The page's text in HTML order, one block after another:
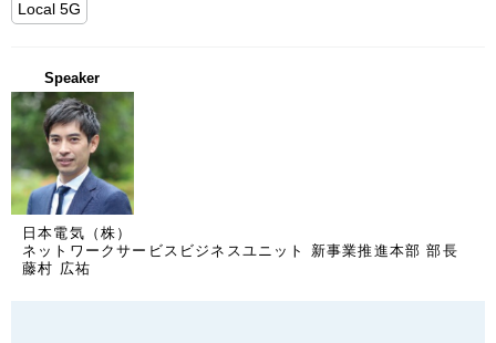
Local 5G
Speaker
日本電気（株）
ネットワークサービスビジネスユニット 新事業推進本部 部長
藤村 広祐